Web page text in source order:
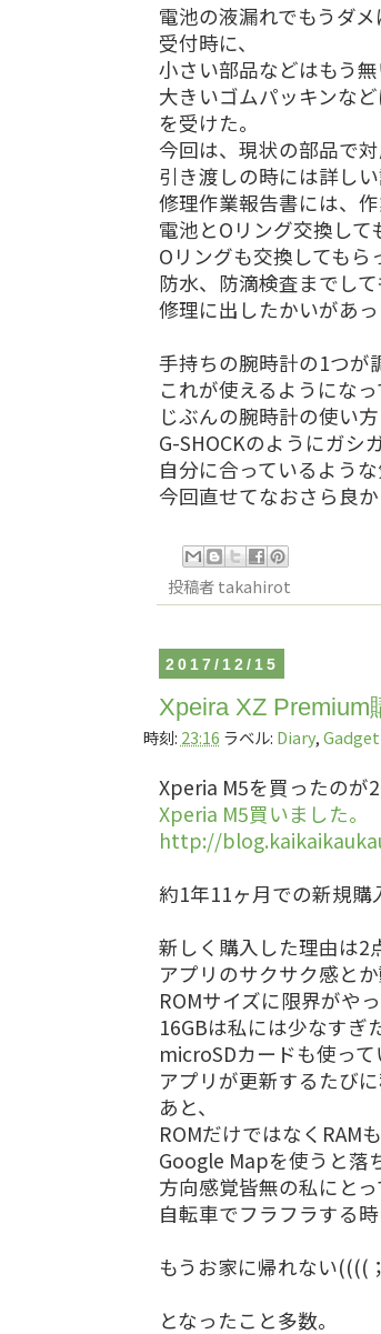
電池の液漏れでもうダメ
受付時に、
小さい部品などはもう無
大きいゴムパッキンな
を受けた。
今回は、現状の部品で対
引き渡しの時には詳し
修理作業報告書には、
電池とOリング交換して
Oリングも交換してもら
防水、防滴検査までして
修理に出したかいがあっ
手持ちの腕時計の1つが
これが使えるようになっ
じぶんの腕時計の使い方
G-SHOCKのようにガシ
自分に合っているような
今回直せてなおさら良か
投稿者takahirot
2017/12/15
Xpeira XZ Premium
時刻: 23:16 ラベル: Diary,Gadget
Xperia M5を買ったのが
Xperia M5買いました。
http://
約1年11ヶ月での新規購
新しく購入した理由は2
アプリのサクサク感と
ROMサイズに限界がや
16GBは私には少なすぎた
microSDカードも使って
アプリが更新するたび
あと、
ROMだけではなくRAM
Google Mapを使うと落
方向感覚皆無の私にとっ
自転車でフラフラする
もうお家に帰れない((((
となったこと多数。